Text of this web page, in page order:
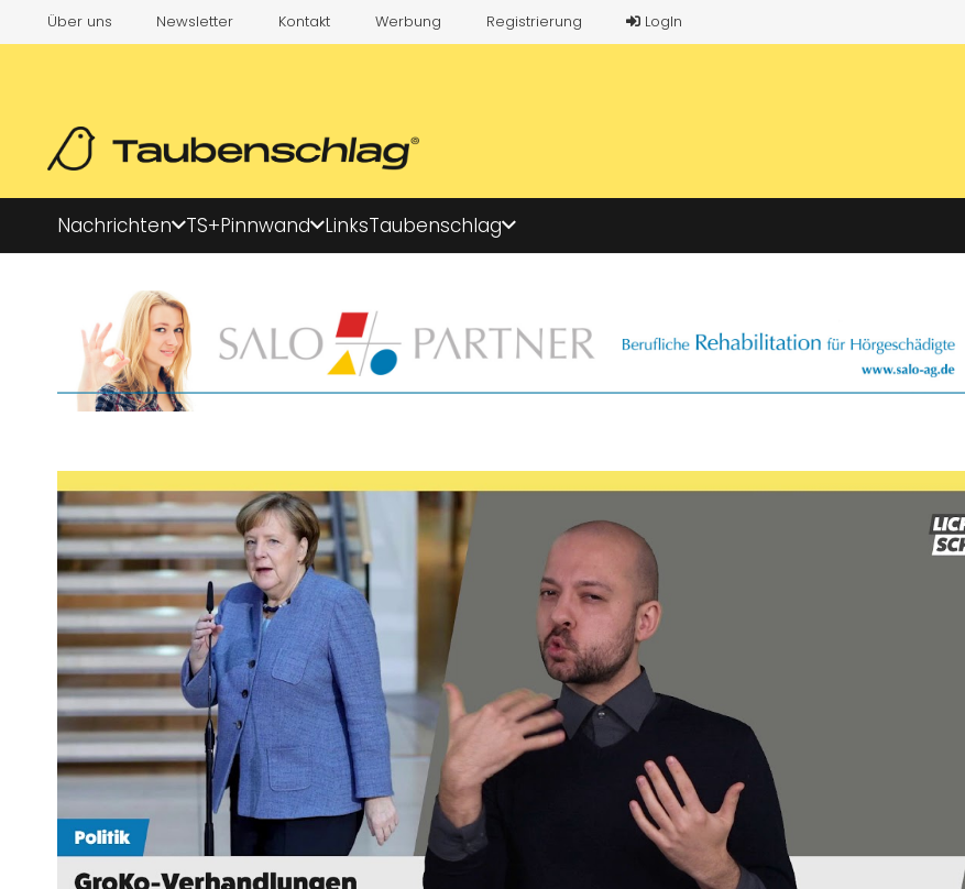
Über uns Newsletter Kontakt Werbung Registrierung LogIn
Nachrichten TS+Pinnwand LinksTaubenschlag